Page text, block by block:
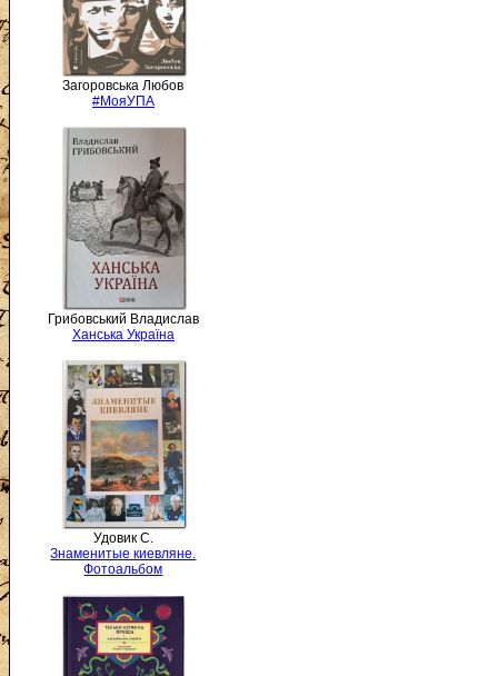
Загоровська Любов
#МояУПА
Грибовський Владислав
Ханська Україна
Удовик С.
Знаменитые киевляне.
Фотоальбом